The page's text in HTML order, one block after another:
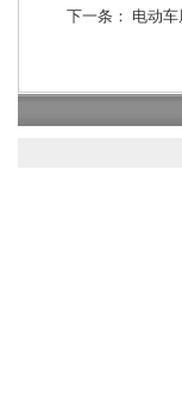
下一条： 电动车